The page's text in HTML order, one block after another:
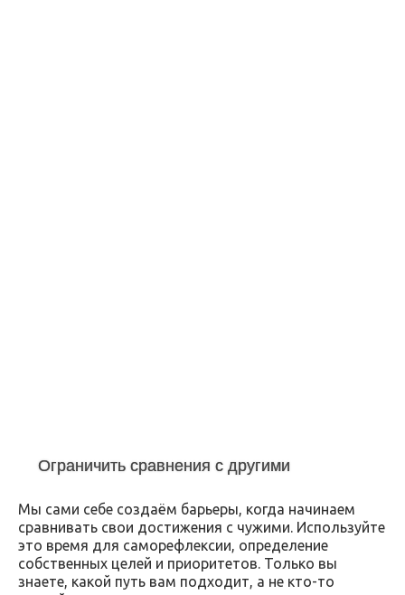
Ограничить сравнения с другими
Мы сами себе создаём барьеры, когда начинаем
сравнивать свои достижения с чужими. Используйте
это время для саморефлексии, определение
собственных целей и приоритетов. Только вы
знаете, какой путь вам подходит, а не кто-то